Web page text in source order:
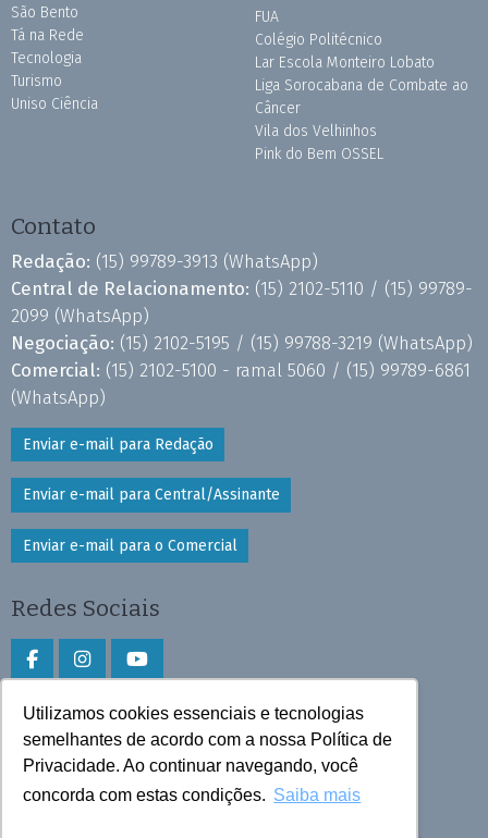
Utilizamos cookies essenciais e tecnologias
semelhantes de acordo com a nossa Política de
Privacidade. Ao continuar navegando, você
concorda com estas condições. Saiba mais
São Bento
Tá na Rede
Tecnologia
Turismo
Uniso Ciência
FUA
Colégio Politécnico
Lar Escola Monteiro Lobato
Liga Sorocabana de Combate ao
Câncer
Vila dos Velhinhos
Pink do Bem OSSEL
Contato
Redação: (15) 99789-3913 (WhatsApp)
Central de Relacionamento: (15) 2102-5110 / (15) 99789-
2099 (WhatsApp)
Negociação: (15) 2102-5195 / (15) 99788-3219 (WhatsApp)
Comercial: (15) 2102-5100 - ramal 5060 / (15) 99789-6861
(WhatsApp)
Enviar e-mail para Redação
Enviar e-mail para Central/Assinante
Enviar e-mail para o Comercial
Redes Sociais
Faça download do aplicativo
Play Store e App Store